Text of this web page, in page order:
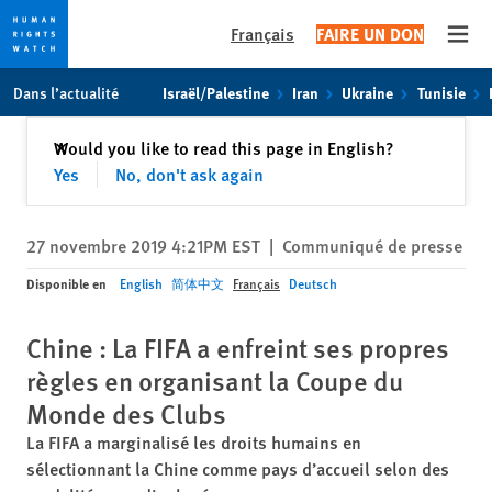
toto
content
Français FAIRE UN DON
Dans l’actualité Israël/Palestine Iran Ukraine Tunisie
Would you like to read this page in English?
Yes
No, don't ask again
✕Fermer
27 novembre 2019 4:21PM EST | Communiqué de presse
Disponible en English 简体中文 Français Deutsch
Chine : La FIFA a enfreint ses propres
règles en organisant la Coupe du
Monde des Clubs
La FIFA a marginalisé les droits humains en
sélectionnant la Chine comme pays d’accueil selon des